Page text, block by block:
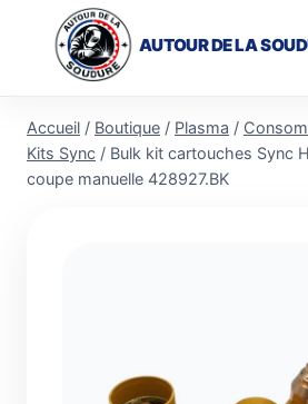
contenu
AUTOUR DE LA
Accueil / Boutique / Plasma /
Kits Sync / Bulk kit cartouches Sync
coupe manuelle 428927.BK